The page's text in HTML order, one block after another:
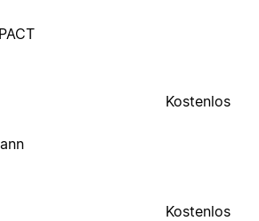
Kostenlos
Kostenlos